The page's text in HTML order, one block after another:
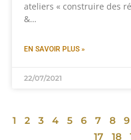
ateliers « construire des
&…
EN SAVOIR PLUS »
22/07/2021
1 2 3 4 5 6 7 8 9
17
18